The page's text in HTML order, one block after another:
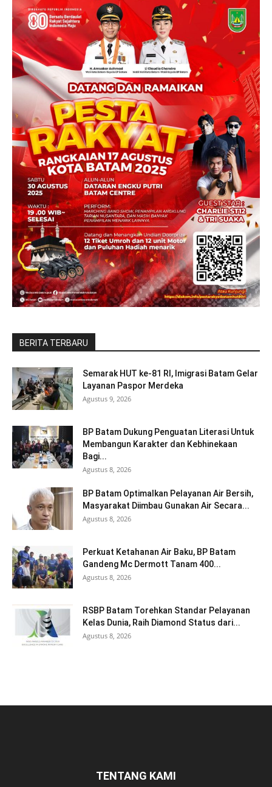
BERITA TERBARU
Semarak HUT ke-81 RI, Imigrasi Batam Gelar
Layanan Paspor Merdeka
Agustus 9, 2026
BP Batam Dukung Penguatan Literasi Untuk
Membangun Karakter dan Kebhinekaan
Bagi...
Agustus 8, 2026
BP Batam Optimalkan Pelayanan Air Bersih,
Masyarakat Diimbau Gunakan Air Secara...
Agustus 8, 2026
Perkuat Ketahanan Air Baku, BP Batam
Gandeng Mc Dermott Tanam 400...
Agustus 8, 2026
RSBP Batam Torehkan Standar Pelayanan
Kelas Dunia, Raih Diamond Status dari...
Agustus 8, 2026
TENTANG KAMI